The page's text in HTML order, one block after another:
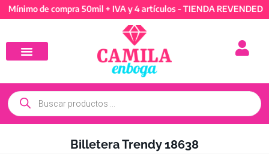
de compra 50mil + IVA y 4 artículos - TIENDA
Billetera Trendy 18638